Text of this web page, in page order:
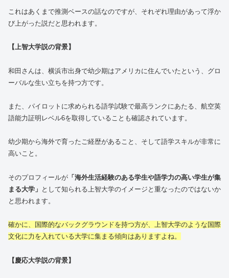
これはあくまで推測ベースの話なのですが、それぞれ理由があって浮か
び上がった説だと思われます。
【上智大学説の背景】
和田さんは、横浜市出身で幼少期はアメリカに住んでいたという、グロ
ーバルな生い立ちを持つ方です。
また、パイロットに求められる語学試験で最高ランクにあたる、航空英
語能力証明レベル6を取得していることも確認されています。
幼少期から海外で育ったご経歴があること、そして語学スキルが非常に
高いこと。
そのプロフィールが 「海外生活経験のある学生や語学力の高い学生が集
まる大学」 として知られる上智大学のイメージと重なったのではないか
と思われます。
確かに、国際的なバックグラウンドを持つ方が、上智大学のような国際
文化に力を入れている大学に集まる傾向はありますよね。
【慶応大学説の背景】